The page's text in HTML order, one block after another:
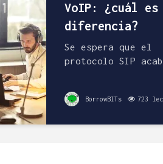
VoIP: ¿cuál
diferencia?
Se espera que el
protocolo SIP
BorrowBITs 723